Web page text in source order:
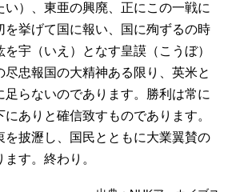
）、東亜の興廃、正にこの一戦に
を挙げて国に報い、国に殉ずるの時
宇（いえ）となす皇謨（こうぼ）
忠報国の大精神ある限り、英米と
足らないのであります。勝利は常に
ありと確信致すものであります。
を披瀝し、国民とともに大業翼賛の
す。終わり。